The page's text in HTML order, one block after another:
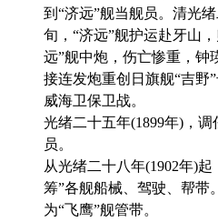
到“济远”舰当舰员。清光
旬，“济远”舰护运赴牙山
远”舰中炮，伤亡惨重，钟
接连发炮重创日旗舰“吉野
威海卫保卫战。
光绪二十五年(1899年)，调
员。
从光绪二十八年(1902年)起
筹”各舰船械、驾驶、帮带
为“飞鹰”舰管带。